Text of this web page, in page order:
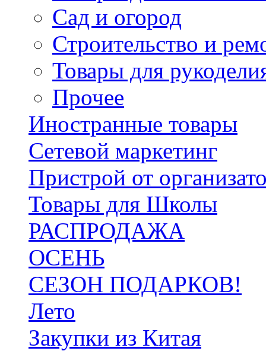
Сад и огород
Строительство и
Товары для
Прочее
Иностранные товары
Сетевой маркетинг
Пристрой от
Товары для Школы
РАСПРОДАЖА
ОСЕНЬ
СЕЗОН ПОДАРКОВ!
Лето
Закупки из Китая